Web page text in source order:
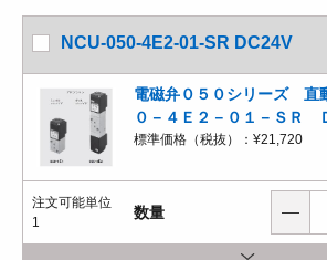
NCU-050-4E2-01-SR DC24V
電磁弁０５０シリーズ 直
０－４Ｅ２－０１－ＳＲ
標準価格（税抜）： ¥21,720
注文可能単位
1
数量